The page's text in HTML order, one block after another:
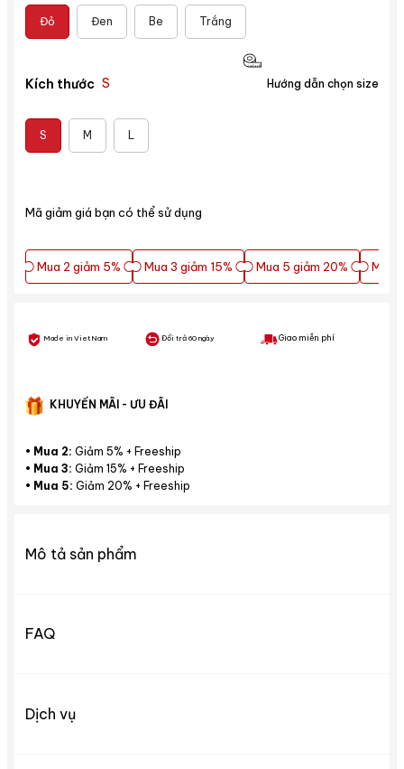
Mã giảm giá bạn có thể sử dụng
Mua 2 giảm 5%
Mua 2 giảm 5% Mua 3 giảm 15%
Mua 3 giảm 15% Mua 5 giảm 20%
Mua 5 giảm 20% Mua
Mua
Đỏ Đen Be Trắng
Kích thước S
S M L
Hướng dẫn chọn size
Made in VietNam Đổi trả 60 ngày Giao miễn phí
KHUYẾN MÃI - ƯU ĐÃI
• Mua 2: Giảm 5% + Freeship
• Mua 3: Giảm 15% + Freeship
• Mua 5: Giảm 20% + Freeship
Mô tả sản phẩm
FAQ
Dịch vụ